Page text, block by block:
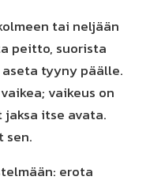
tai neljään
peitto, suorista
tyyny päälle.
vaikeus on
itse avata.
sen.
erota